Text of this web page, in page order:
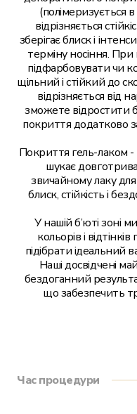
(полімеризується
відрізняється
зберігає блиск і
терміну носіння.
підфарбовувати чи
щільний і стійкий до
відрізняється від
зможете відростити
покриття додатково
Покриття гель-лаком -
шукає
звичайному лаку
блиск, стійкість і
У нашій б’юті зоні
кольорів і
підібрати ідеальний
Наші досвідчені
бездоганний
що забезпечить
Час процедури